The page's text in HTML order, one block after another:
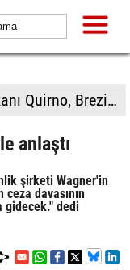
Arjantin Dışişleri Bakanı Quirno, Brezilya'dan özür dilemeyi reddetti
anlaştı
şirketi Wagner'in
davasının
gidecek." dedi